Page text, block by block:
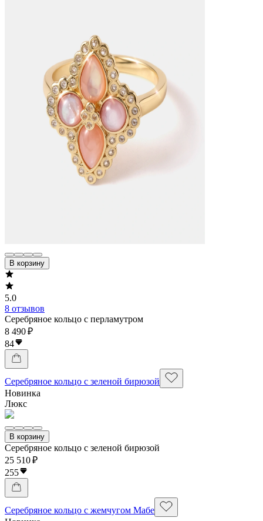
В корзину
5.0
8 отзывов
Серебряное кольцо с перламутром
8 490 ₽
84
Серебряное кольцо с зеленой бирюзой
Новинка
Люкс
В корзину
Серебряное кольцо с зеленой бирюзой
25 510 ₽
255
Серебряное кольцо с жемчугом Мабе